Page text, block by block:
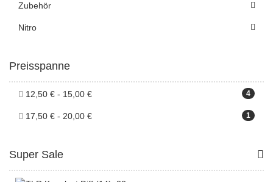
Zubehör
Nitro
Preisspanne
4
12,50 € - 15,00 €
1
17,50 € - 20,00 €
Super Sale